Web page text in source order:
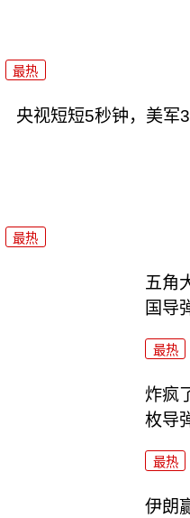
最热
央视短短5秒钟，美军
最热
五角
国导
最热
炸疯
枚导
最热
伊朗